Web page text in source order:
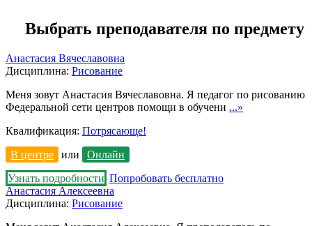
Выбрать преподавателя по предмету
Анастасия Вячеславовна
Дисциплина: Рисование
Меня зовут Анастасия Вячеславовна. Я педагог по рисованию
Федеральной сети центров помощи в обучени ...»
Квалификация: Потрясающе!
В центре
или
Онлайн
Узнать подробности Попробовать бесплатно
Анастасия Алексеевна
Дисциплина: Рисование